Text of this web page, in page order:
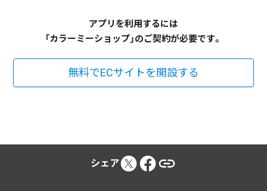
アプリを利用するには
「カラーミーショップ」のご契約が必要です。
無料でECサイトを開設する
シェア